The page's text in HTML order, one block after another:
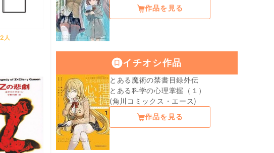
人
作品を見る
イチオシ作品
とある魔術の禁書目録外伝
とある科学の心理掌握（１）
(角川コミックス・エース)
作品を見る